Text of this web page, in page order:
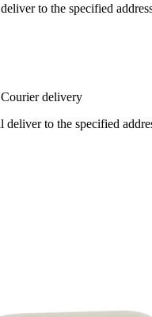
to the specified
delivery
to the specified